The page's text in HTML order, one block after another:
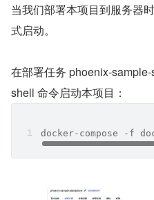
当我们部署本项目到服务器
式启动。
在部署任务 phoenix-
shell 命令启动本项目：
docker-compose -f